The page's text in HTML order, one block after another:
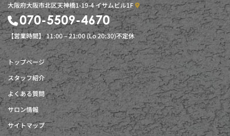
大阪府大阪市北区天神橋1-19-4 イサムビル1F
070-5509-4670
【営業時間】 11:00 – 21:00 (Lo 20:30)不定休
トップページ
スタッフ紹介
よくある質問
サロン情報
サイトマップ